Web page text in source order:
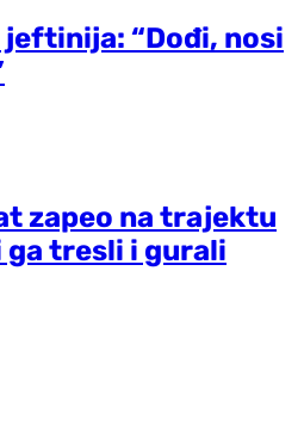
“Dođi, nosi
zapeo na trajektu
ga tresli i gurali